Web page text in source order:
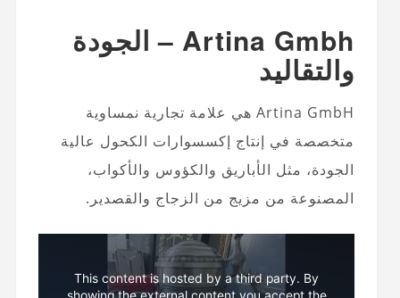
Artina Gmbh – الجودة
والتقاليد
Artina GmbH هي علامة تجارية نمساوية
متخصصة في إنتاج إكسسوارات الكحول عالية
الجودة، مثل الأباريق والكؤوس والأكواب،
المصنوعة من مزيج من الزجاج والقصدير.
This content is hosted by a third party. By